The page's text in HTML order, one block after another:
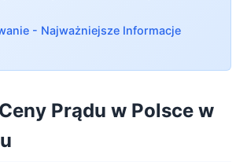
- Najważniejsze Informacje
Prądu w Polsce w